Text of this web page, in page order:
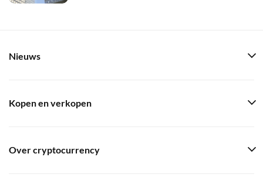
Nieuws
Kopen en verkopen
Over cryptocurrency